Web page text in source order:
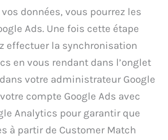
données, vous pourrez les
Ads. Une fois cette étape
effectuer la synchronisation
en vous rendant dans l’onglet
votre administrateur Google
compte Google Ads avec
Analytics pour garantir que
à partir de Customer Match